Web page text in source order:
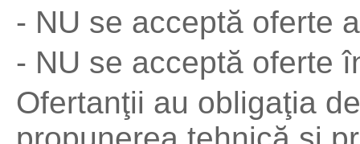
- NU se acceptă oferte
- NU se acceptă oferte
Ofertanţii au obligaţia